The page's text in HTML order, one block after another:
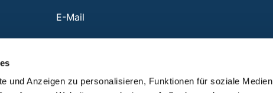
und Anzeigen zu personalisieren, Funktionen für soziale Medien
E-Mail